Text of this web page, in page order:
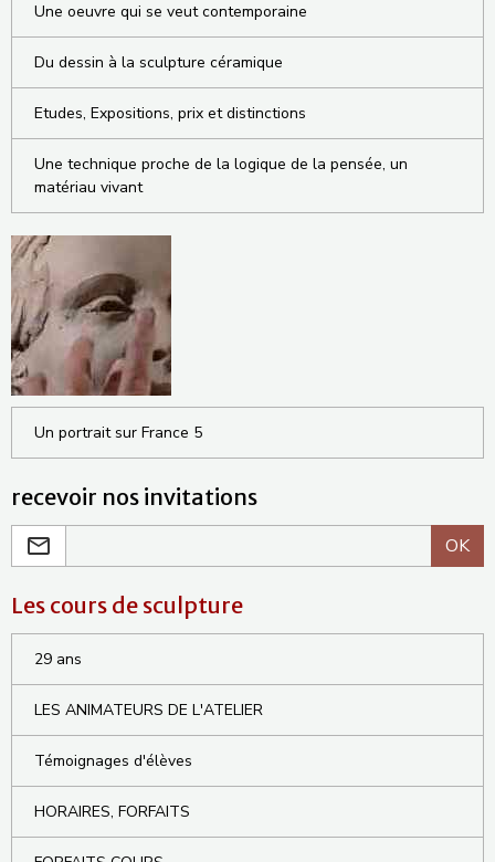
Une oeuvre qui se veut contemporaine
Du dessin à la sculpture céramique
Etudes, Expositions, prix et distinctions
Une technique proche de la logique de la pensée, un
matériau vivant
Un portrait sur France 5
recevoir nos invitations
OK
Les cours de sculpture
29 ans
LES ANIMATEURS DE L'ATELIER
Témoignages d'élèves
HORAIRES, FORFAITS